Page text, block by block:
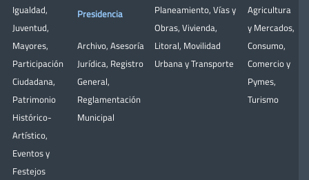
Igualdad,
Juventud,
Mayores,
Participación
Ciudadana,
Patrimonio
Histórico-
Artístico,
Eventos y
Festejos
Presidencia
Archivo, Asesoría
Jurídica, Registro
General,
Reglamentación
Municipal
Planeamiento, Vías y
Obras, Vivienda,
Litoral, Movilidad
Urbana y Transporte
Agricultura
y Mercados,
Consumo,
Comercio y
Pymes,
Turismo